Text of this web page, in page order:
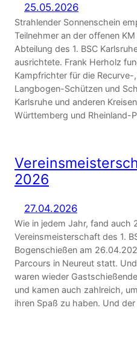
25.05.2026
Strahlender Sonnenschein
Teilnehmer an der offenen
Abteilung des 1. BSC
ausrichtete. Frank Herholz
Kampfrichter für die
Langbogen-Schützen und
Karlsruhe und anderen
Württemberg und Rheinland-
2026
27.04.2026
Wie in jedem Jahr, fand auch
Vereinsmeisterschaft des 1.
Bogenschießen am
Parcours in Neureut statt.
waren wieder
und kamen auch zahlreich,
ihren Spaß zu haben. Und